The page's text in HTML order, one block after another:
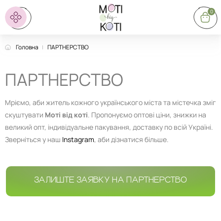
0
Головна ПАРТНЕРСТВО
ПАРТНЕРСТВО
Мріємо, аби житель кожного українського міста та містечка зміг
скуштувати Моті від коті. Пропонуємо оптові ціни, знижки на
великий опт, індивідуальне пакування, доставку по всій Україні.
Зверніться у наш Instagram, аби дізнатися більше.
ЗАЛИШТЕ ЗАЯВКУ НА ПАРТНЕРСТВО